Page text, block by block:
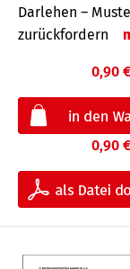
Darlehen –
zurückfordern
0,90 €
0,90 €